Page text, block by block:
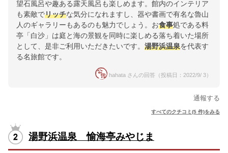
望石風呂や趣ある露天風呂も楽しめます。館内のインテリア
も素敵でリッチな気分になれますし、器や書画で有名な魯山
人のギャラリーもあるのも魅力でしょう。お食事処である料
亭「白沙」は庭と海の景観を同時に楽しめる落ち着いた場所
として、是非ご利用いただきたいです。 湯野浜温泉を代表す
る名旅館です。
hahata さんの回答（投稿日：2022/9/ 3）
通報する
すべてのクチコミ(5 件)をみる
湯野浜温泉 愉海亭みやじま